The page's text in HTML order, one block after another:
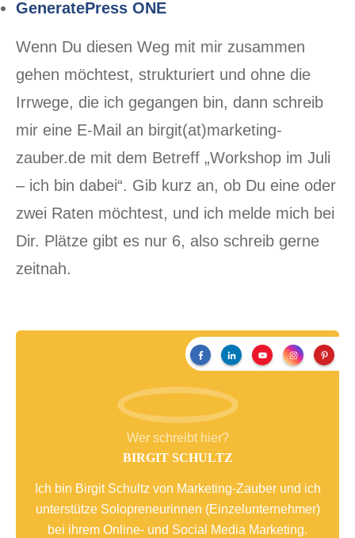
GeneratePress ONE
Wenn Du diesen Weg mit mir zusammen
gehen möchtest, strukturiert und ohne die
Irrwege, die ich gegangen bin, dann schreib
mir eine E-Mail an birgit(at)marketing-
zauber.de mit dem Betreff „Workshop im Juli
– ich bin dabei“. Gib kurz an, ob Du eine oder
zwei Raten möchtest, und ich melde mich bei
Dir. Plätze gibt es nur 6, also schreib gerne
zeitnah.
Wer schreibt hier?
BIRGIT SCHULTZ
Ich bin Birgit Schultz von Marketing-Zauber und ich
unterstütze Solopreneurinnen (Einzelunternehmer)
bei ihrem Online- und Social Media Marketing.